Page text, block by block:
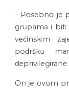
– Posebno je
grupama i biti
većinskim
podršku
deprivilegirane
On je ovom